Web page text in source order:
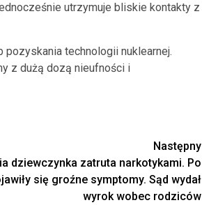
utrzymuje bliskie kontakty z
technologii nuklearnej.
z dużą dozą nieufności i
Następny
dziewczynka zatruta narkotykami. Po
się groźne symptomy. Sąd wydał
wyrok wobec rodziców